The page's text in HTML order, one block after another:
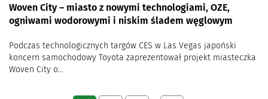
Woven City – miasto z nowymi technologiami, OZE,
ogniwami wodorowymi i niskim śladem węglowym
Podczas technologicznych targów CES w Las Vegas japoński
koncern samochodowy Toyota zaprezentował projekt miasteczka
Woven City o...